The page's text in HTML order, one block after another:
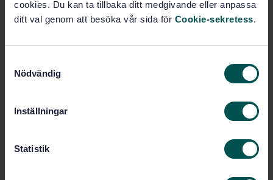
cookies. Du kan ta tillbaka ditt medgivande eller anpassa
ditt val genom att besöka vår sida för Cookie-sekretess.
Nödvändig
Inställningar
Statistik
Subscribe on standards - Read more
Price:1 599 SEK
Add to cart
Show more
Product information